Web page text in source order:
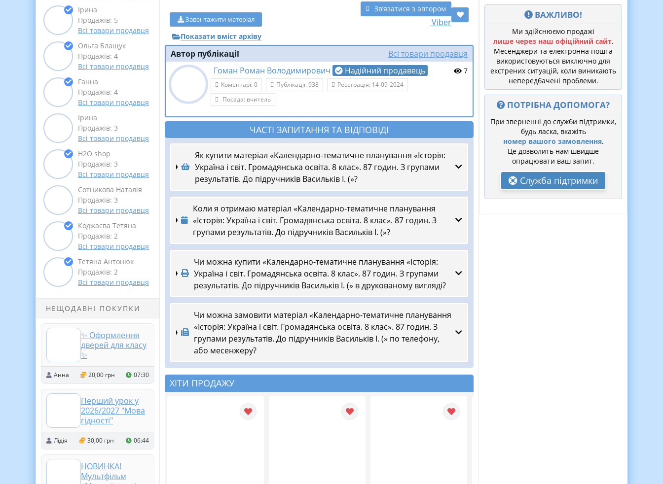
Ірина
Продажів: 5
Всі товари продавця
Ольга Блащук
Продажів: 4
Всі товари продавця
Ганна
Продажів: 4
Всі товари продавця
Ірина
Продажів: 3
Всі товари продавця
Н2О shop
Продажів: 3
Всі товари продавця
Сотникова Наталія
Продажів: 3
Всі товари продавця
Коджаєва Тетяна
Продажів: 2
Всі товари продавця
Тетяна Антонюк
Продажів: 2
Всі товари продавця
НЕЩОДАВНІ ПОКУПКИ
✨ Оформлення
дверей для класу
✨
Анна 20,00 грн 07:30
Перший урок у
2026/2027 "Мова
гідності"
Лідія 30,00 грн 06:44
НОВИНКА!
Мультфільм
Звʼязатися з автором
Viber
Завантажити матеріал
Показати вміст архіву
Автор публікації
Всі товари продавця
Гоман Роман Володимирович
Надійний продавець 7
Коментарі: 0 Публікації: 938
Реєстрація: 14-09-2024
Посада: вчитель
ЧАСТІ ЗАПИТАННЯ ТА ВІДПОВІДІ
Як купити матеріал «Календарно-тематичне планування «Історія:
Україна і світ. Громадянська освіта. 8 клас». 87 годин. З групами
результатів. До підручників Васильків І. (»?
Коли я отримаю матеріал «Календарно-тематичне планування
«Історія: Україна і світ. Громадянська освіта. 8 клас». 87 годин. З
групами результатів. До підручників Васильків І. (»?
Чи можна купити «Календарно-тематичне планування «Історія:
Україна і світ. Громадянська освіта. 8 клас». 87 годин. З групами
результатів. До підручників Васильків І. (» в друкованому вигляді?
Чи можна замовити матеріал «Календарно-тематичне планування
«Історія: Україна і світ. Громадянська освіта. 8 клас». 87 годин. З
групами результатів. До підручників Васильків І. (» по телефону,
або месенжеру?
ХІТИ ПРОДАЖУ
ВАЖЛИВО!
Ми здійснюємо продажі
лише через наш офіційний сайт.
Месенджери та електронна пошта
використовуються виключно для
екстрених ситуацій, коли виникають
непередбачені проблеми.
ПОТРІБНА ДОПОМОГА?
При зверненні до служби підтримки,
будь ласка, вкажіть
номер вашого замовлення.
Це дозволить нам швидше
опрацювати ваш запит.
Служба підтримки